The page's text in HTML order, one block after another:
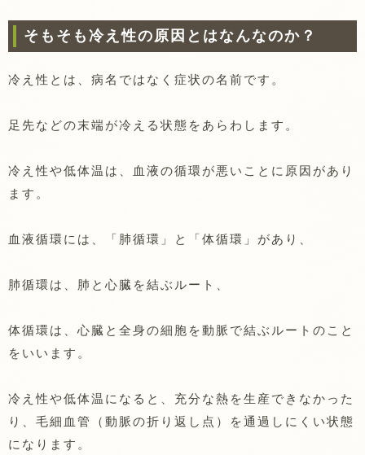
そもそも冷え性の原因とはなんなのか？
冷え性とは、病名ではなく症状の名前です。
足先などの末端が冷える状態をあらわします。
冷え性や低体温は、血液の循環が悪いことに原因があり
ます。
血液循環には、「肺循環」と「体循環」があり、
肺循環は、肺と心臓を結ぶルート、
体循環は、心臓と全身の細胞を動脈で結ぶルートのこと
をいいます。
冷え性や低体温になると、充分な熱を生産できなかった
り、毛細血管（動脈の折り返し点）を通過しにくい状態
になります。